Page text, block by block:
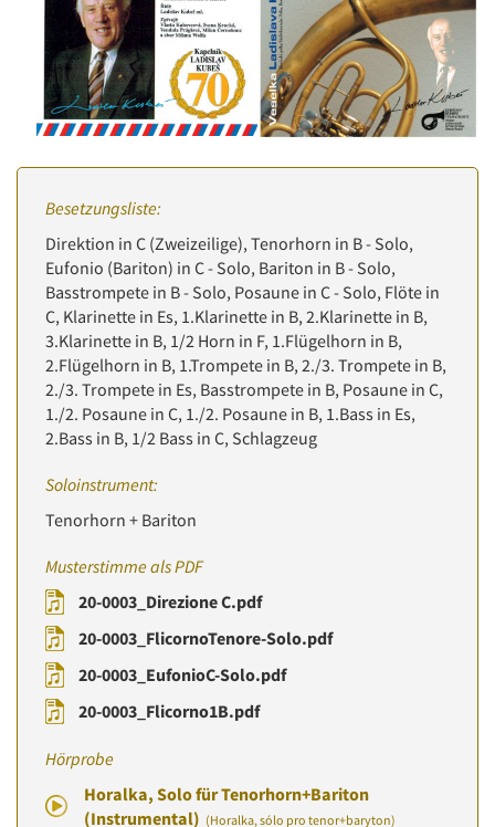
Besetzungsliste:
Direktion in C (Zweizeilige), Tenorhorn in B - Solo,
Eufonio (Bariton) in C - Solo, Bariton in B - Solo,
Basstrompete in B - Solo, Posaune in C - Solo, Flöte in
C, Klarinette in Es, 1.Klarinette in B, 2.Klarinette in B,
3.Klarinette in B, 1/2 Horn in F, 1.Flügelhorn in B,
2.Flügelhorn in B, 1.Trompete in B, 2./3. Trompete in B,
2./3. Trompete in Es, Basstrompete in B, Posaune in C,
1./2. Posaune in C, 1./2. Posaune in B, 1.Bass in Es,
2.Bass in B, 1/2 Bass in C, Schlagzeug
Soloinstrument:
Tenorhorn + Bariton
Musterstimme als PDF
20-0003_Direzione C.pdf
20-0003_FlicornoTenore-Solo.pdf
20-0003_EufonioC-Solo.pdf
20-0003_Flicorno1B.pdf
Hörprobe
Horalka, Solo für Tenorhorn+Bariton
(Instrumental) (Horalka, sólo pro tenor+baryton)